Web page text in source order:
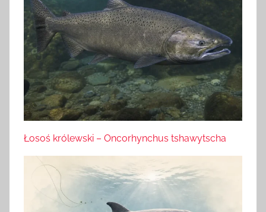
Łosoś królewski – Oncorhynchus tshawytscha